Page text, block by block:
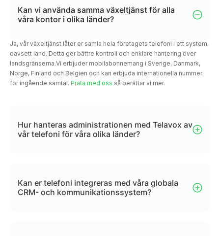
Kan vi använda samma växeltjänst för alla
våra kontor i olika länder?
Ja, vår växeltjänst låter er samla hela företagets telefoni i ett system,
oavsett land. Detta ger bättre kontroll och enklare hantering över
landsgränserna.Vi erbjuder mobilabonnemang i Sverige, Danmark,
Norge, Finland och Belgien och kan erbjuda internationella nummer
för ingående samtal. Prata med oss så berättar vi mer.
Hur hanteras administrationen med Telavox av
vår telefoni för våra olika länder?
Kan er telefoni integreras med våra globala
CRM- och kommunikationssystem?